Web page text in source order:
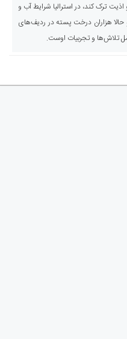
ترک کند، در استرالیا شرایط آب و
حالا هزاران درخت پسته در ردیف‌های
تلاش‌ها و تجربیات اوست.